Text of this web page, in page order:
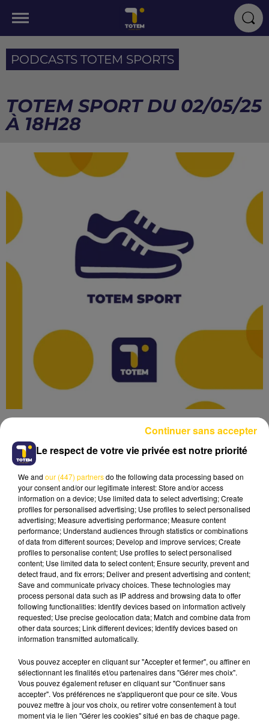
PODCASTS TOTEM SPORTS
TOTEM SPORT DU 02/05/25
À 18H28
Lecture (2 min 12 sec)
2 mai 2025 - 2 min 12 sec
TOTEM SPORT DU 02/05/25 À 18H28
L'actualité sportive vue de nos régions. Présenté
par Fabien Taccard-Blanchin.
AVEYRON NORD
Le respect de votre vie privée est notre priorité
We and our (447) partnersdo the following data processing based on
your consent and/or our legitimate interest: Store and/or access
information on a device; Use limited data to select advertising; Create
profiles for personalised advertising; Use profiles to select personalised
advertising; Measure advertising performance; Measure content
performance; Understand audiences through statistics or combinations
of data from different sources; Develop and improve services; Create
profiles to personalise content; Use profiles to select personalised
content; Use limited data to select content; Ensure security, prevent and
detect fraud, and fix errors; Deliver and present advertising and content;
Save and communicate privacy choices. These technologies may
process personal data such as IP address and browsing data to offer
following functionalities: Identify devices based on information actively
requested; Use precise geolocation data; Match and combine data from
other data sources; Link different devices; Identify devices based on
information transmitted automatically.
Vous pouvez accepter en cliquant sur "Accepter et fermer", ou affiner en
sélectionnant les finalités et/ou partenaires dans "Gérer mes choix".
Vous pouvez également refuser en cliquant sur "Continuer sans
accepter". Vos préférences ne s'appliqueront que pour ce site. Vous
pouvez mettre à jour vos choix, ou retirer votre consentement à tout
moment via le lien "Gérer les cookies" situé en bas de chaque page.
Continuer sans accepter